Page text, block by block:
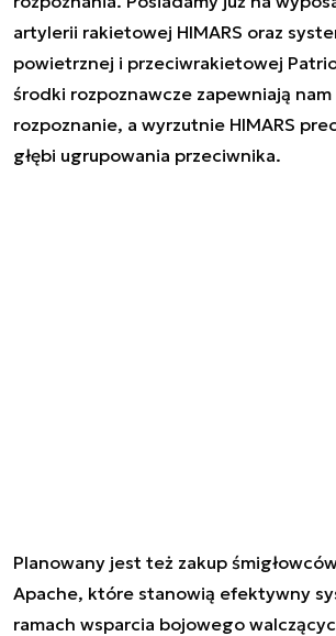
artylerii rakietowej HIMARS oraz
powietrznej i przeciwrakietowej
środki rozpoznawcze zapewniają
rozpoznanie, a wyrzutnie HIMARS
głębi ugrupowania przeciwnika.
Planowany jest też zakup
Apache, które stanowią efektywny
ramach wsparcia bojowego